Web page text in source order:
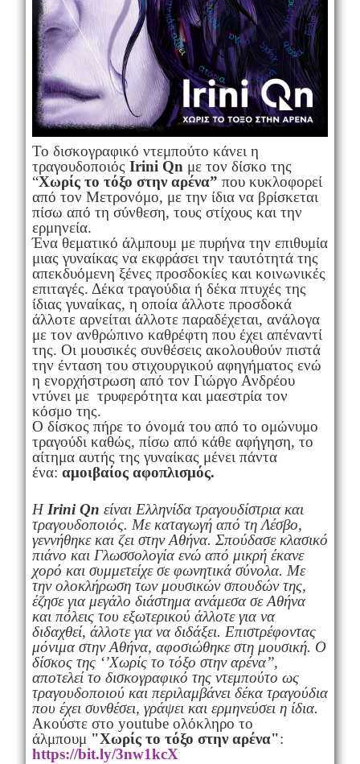
Το δισκογραφικό ντεμπούτο κάνει η
τραγουδοποιός Irini Qnμε τον δίσκο της
“Χωρίς το τόξο στην αρένα” που κυκλοφορεί
από τον Μετρονόμο, με την ίδια να βρίσκεται
πίσω από τη σύνθεση, τους στίχους και την
ερμηνεία.
Ένα θεματικό άλμπουμ με πυρήνα την επιθυμία
μιας γυναίκας να εκφράσει την ταυτότητά της
απεκδυόμενη ξένες προσδοκίες και κοινωνικές
επιταγές. Δέκα τραγούδια ή δέκα πτυχές της
ίδιας γυναίκας, η οποία άλλοτε προσδοκά
άλλοτε αρνείται άλλοτε παραδέχεται, ανάλογα
με τον ανθρώπινο καθρέφτη που έχει απέναντί
της. Οι μουσικές συνθέσεις ακολουθούν πιστά
την ένταση του στιχουργικού αφηγήματος ενώ
η ενορχήστρωση από τον Γιώργο Ανδρέου
ντύνει με τρυφερότητα και μαεστρία τον
κόσμο της.
Ο δίσκος πήρε το όνομά του από το ομώνυμο
τραγούδι καθώς, πίσω από κάθε αφήγηση, το
αίτημα αυτής της γυναίκας μένει πάντα
ένα: αμοιβαίος αφοπλισμός.
ΗIrini Qn είναι Ελληνίδα τραγουδίστρια και
τραγουδοποιός. Με καταγωγή από τη Λέσβο,
γεννήθηκε και ζει στην Αθήνα. Σπούδασε κλασικό
πιάνο και Γλωσσολογία ενώ από μικρή έκανε
χορό και συμμετείχε σε φωνητικά σύνολα. Με
την ολοκλήρωση των μουσικών σπουδών της,
έζησε για μεγάλο διάστημα ανάμεσα σε Αθήνα
και πόλεις του εξωτερικού άλλοτε για να
διδαχθεί, άλλοτε για να διδάξει. Επιστρέφοντας
μόνιμα στην Αθήνα, αφοσιώθηκε στη μουσική. Ο
δίσκος της ‘’Χωρίς το τόξο στην αρένα’’,
αποτελεί το δισκογραφικό της ντεμπούτο ως
τραγουδοποιού και περιλαμβάνει δέκα τραγούδια
που έχει συνθέσει, γράψει και ερμηνεύσει η ίδια.
Aκούστε στο youtube ολόκληρο το
άλμπουμ "Χωρίς το τόξο στην αρένα":
https://bit.ly/3nw1kcX